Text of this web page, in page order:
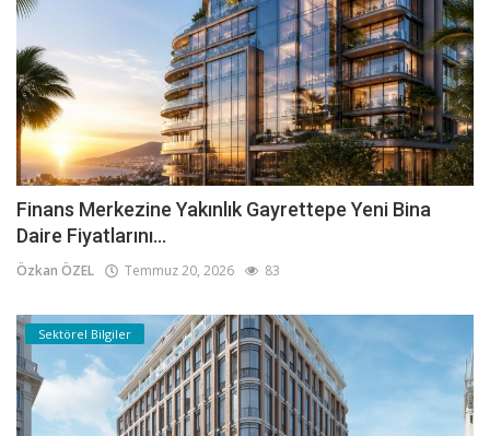
Finans Merkezine Yakınlık Gayrettepe Yeni Bina
Daire Fiyatlarını...
Özkan ÖZEL Temmuz 20, 2026 83
Sektörel Bilgiler